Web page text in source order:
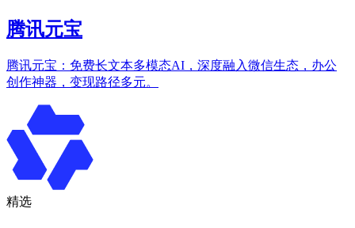
腾讯元宝
腾讯元宝：免费长文本多模态AI，深度融入微信生态，办公
创作神器，变现路径多元。
精选